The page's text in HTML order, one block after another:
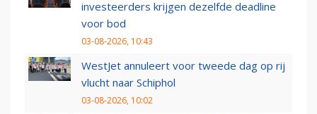
investeerders krijgen dezelfde deadline
voor bod
03-08-2026, 10:43
WestJet annuleert voor tweede dag op rij
vlucht naar Schiphol
03-08-2026, 10:02